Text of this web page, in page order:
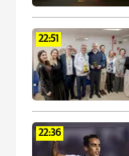
22:51
22:36